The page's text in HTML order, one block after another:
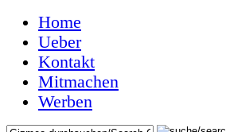
Home
Ueber
Kontakt
Mitmachen
Werben